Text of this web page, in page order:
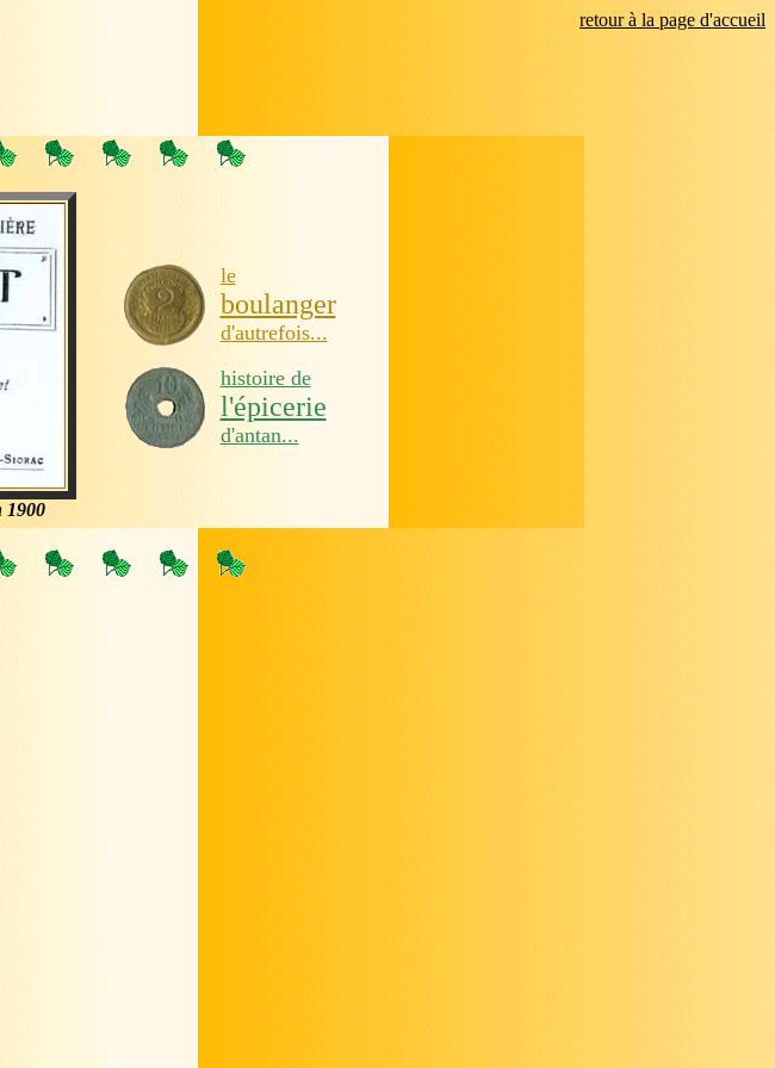
retour à la page d'accueil
1900
le
boulanger
d'autrefois...
histoire de
l'épicerie
d'antan...